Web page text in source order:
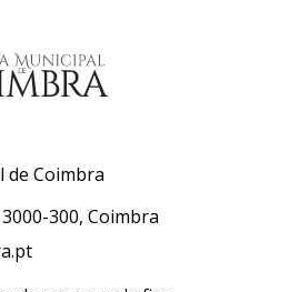
de Coimbra
300, Coimbra